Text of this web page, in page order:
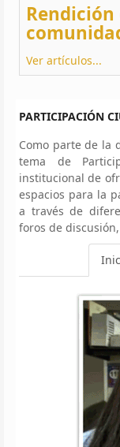
Ver artículos...
PARTICIPACIÓN
Como parte de la
tema de
institucional de
espacios para la
a través de
foros de